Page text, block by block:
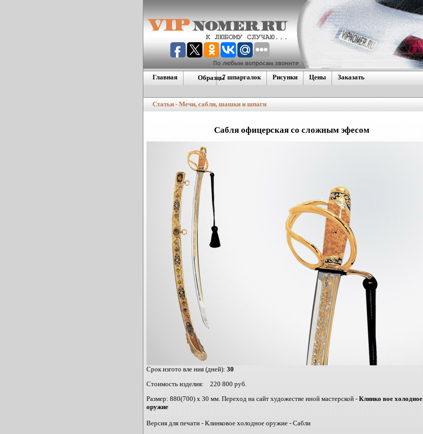
Образцы
Европейские
Дублинующие гос.
номера
Главная 7 шпаргалок Рисунки Цены Заказать
Статьи - Мечи, сабли, шашки и шпаги
Сабля офицерская со сложным эфесом
Срок изгото вле ния (дней): 30
Стоимость изделия: 220 800 руб.
Размер: 880(700) х 30 мм. Переход на сайт художестве нной мастерской - Клинко вое холодное
оружие
Версия для печати - Клинковое холодное оружие - Сабли